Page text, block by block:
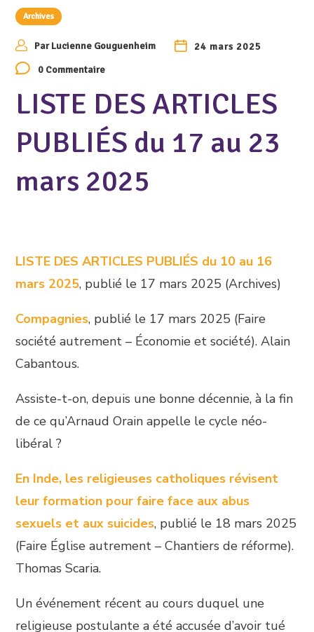
Archives
ParLucienne Gouguenheim
24 mars 2025
0 Commentaire
LISTE DES ARTICLES
PUBLIÉS du 17 au 23
mars 2025
LISTE DES ARTICLES PUBLIÉS du 10 au 16
mars 2025, publié le 17 mars 2025 (Archives)
Compagnies, publié le 17 mars 2025 (Faire
société autrement – Économie et société). Alain
Cabantous.
Assiste-t-on, depuis une bonne décennie, à la fin
de ce qu’Arnaud Orain appelle le cycle néo-
libéral ?
En Inde, les religieuses catholiques révisent
leur formation pour faire face aux abus
sexuels et aux suicides, publié le 18 mars 2025
(Faire Église autrement – Chantiers de réforme).
Thomas Scaria.
Un événement récent au cours duquel une
religieuse postulante a été accusée d’avoir tué